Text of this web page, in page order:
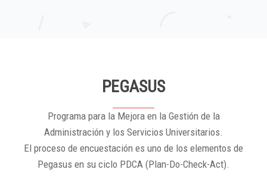
PEGASUS
Programa para la Mejora en la Gestión de la
Administración y los Servicios Universitarios.
El proceso de encuestación es uno de los elementos de
Pegasus en su ciclo PDCA (Plan-Do-Check-Act).